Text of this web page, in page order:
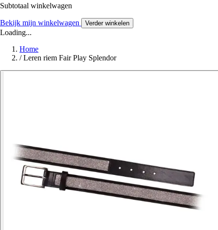
Subtotaal winkelwagen
Bekijk mijn winkelwagen Verder winkelen
Loading...
Home
/ Leren riem Fair Play Splendor